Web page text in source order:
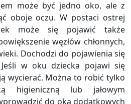
może być jedno oko, ale z
oboje oczu. W postaci ostrej
może się pojawić także
węzłów chłonnych,
Dochodzi do pojawienia się
w oku dziecka pojawi się
wycierać. Można to robić tylko
higieniczną lub jałowym
do oka dodatkowych